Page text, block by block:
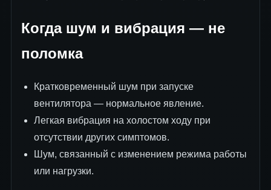
Когда шум и вибрация — не
поломка
Кратковременный шум при запуске
вентилятора — нормальное явление.
Легкая вибрация на холостом ходу при
отсутствии других симптомов.
Шум, связанный с изменением режима работы
или нагрузки.